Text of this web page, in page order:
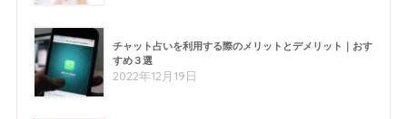
チャット占いを利用する際のメリットとデメリット｜おす
すめ３選
2022年12月19日